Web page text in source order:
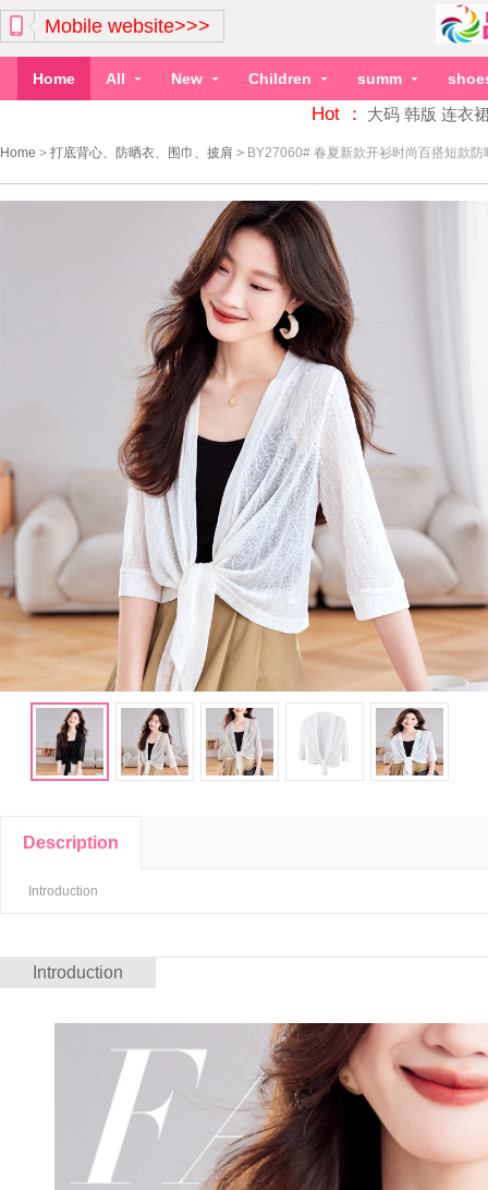
Mobile website>>>
Home All New Children summ
Hot ： 大码 韩版 连衣
Home > 打底背心、防晒衣、围巾、披肩 > BY27060# 春夏新款开衫时尚百搭短款
Description
Introduction
Introduction